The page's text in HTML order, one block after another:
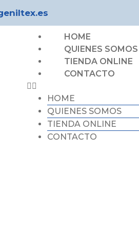
HOME
QUIENES SOMOS
TIENDA ONLINE
CONTACTO
HOME
QUIENES SOMOS
TIENDA ONLINE
CONTACTO